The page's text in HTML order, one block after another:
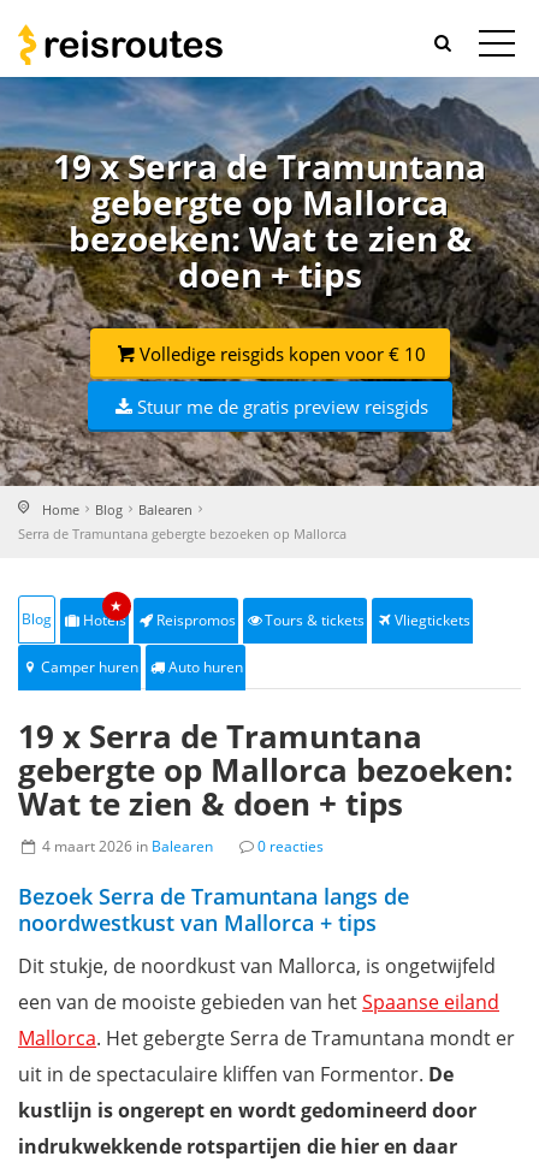
19 x Serra de Tramuntana
gebergte op Mallorca
bezoeken: Wat te zien &
doen + tips
Volledige reisgids kopen voor € 10
Stuur me de gratis preview reisgids
Home Blog
Balearen
Serra de Tramuntana gebergte bezoeken op Mallorca
Blog Hotels
★
Reispromos Tours & tickets Vliegtickets
Camper huren Auto huren
19 x Serra de Tramuntana
gebergte op Mallorca bezoeken:
Wat te zien & doen + tips
4 maart 2026 in Balearen 0 reacties
Bezoek Serra de Tramuntana langs de
noordwestkust van Mallorca + tips
Dit stukje, de noordkust van Mallorca, is ongetwijfeld
een van de mooiste gebieden van hetSpaanse eiland
Mallorca. Het gebergte Serra de Tramuntana mondt er
uit in de spectaculaire kliffen van Formentor. De
kustlijn is ongerept en wordt gedomineerd door
indrukwekkende rotspartijen die hier en daar